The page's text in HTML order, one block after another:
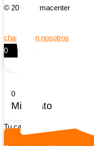
© 2026 Farmacenter |
chatea con nosotros
0
0
Mi carrito
Tu carrito esta vacio
Continuar